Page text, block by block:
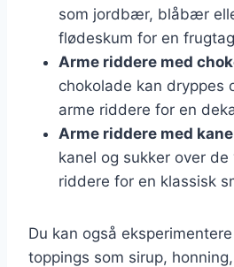
som jordbær, blåbær
flødeskum for en
Arme riddere med
chokolade kan dryppes
arme riddere for en
Arme riddere med
kanel og sukker over de
riddere for en klassisk
Du kan også
toppings som sirup,